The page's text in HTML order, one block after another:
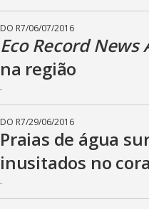
DO R7/06/07/2016
Eco Record News
na região
.
DO R7/29/06/2016
Praias de água
inusitados no
.